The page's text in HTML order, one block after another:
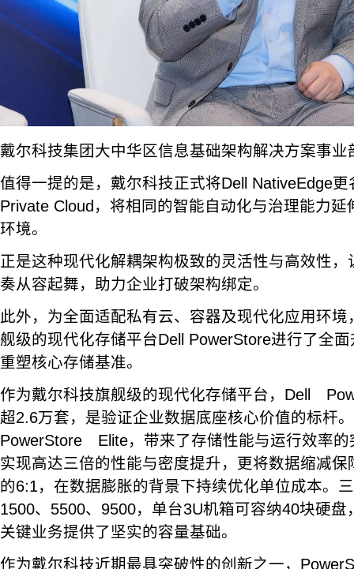
戴尔科技集团大中华区信息基础架构解决方案事业
值得一提的是，戴尔科技正式将Dell NativeEdge
Private Cloud，将相同的智能自动化与治理能力
环境。
正是这种现代化解耦架构极致的灵活性与高效性
奏从容起舞，助力企业打破架构绑定。
此外，为全面适配私有云、容器及现代化应用环
舰级的现代化存储平台Dell PowerStore进行了全
重塑核心存储基准。
作为戴尔科技旗舰级的现代化存储平台，Dell
超2.6万套，是验证企业数据底座核心价值的标杆
PowerStore Elite，带来了存储性能与运行效率的
实现高达三倍的性能与密度提升，更将数据缩减
的6:1，在数据膨胀的背景下持续优化单位成本
1500、5500、9500，单台3U机箱可容纳40块硬
关键业务提供了坚实的容量基础。
作为戴尔科技近期最具突破性的创新之一，